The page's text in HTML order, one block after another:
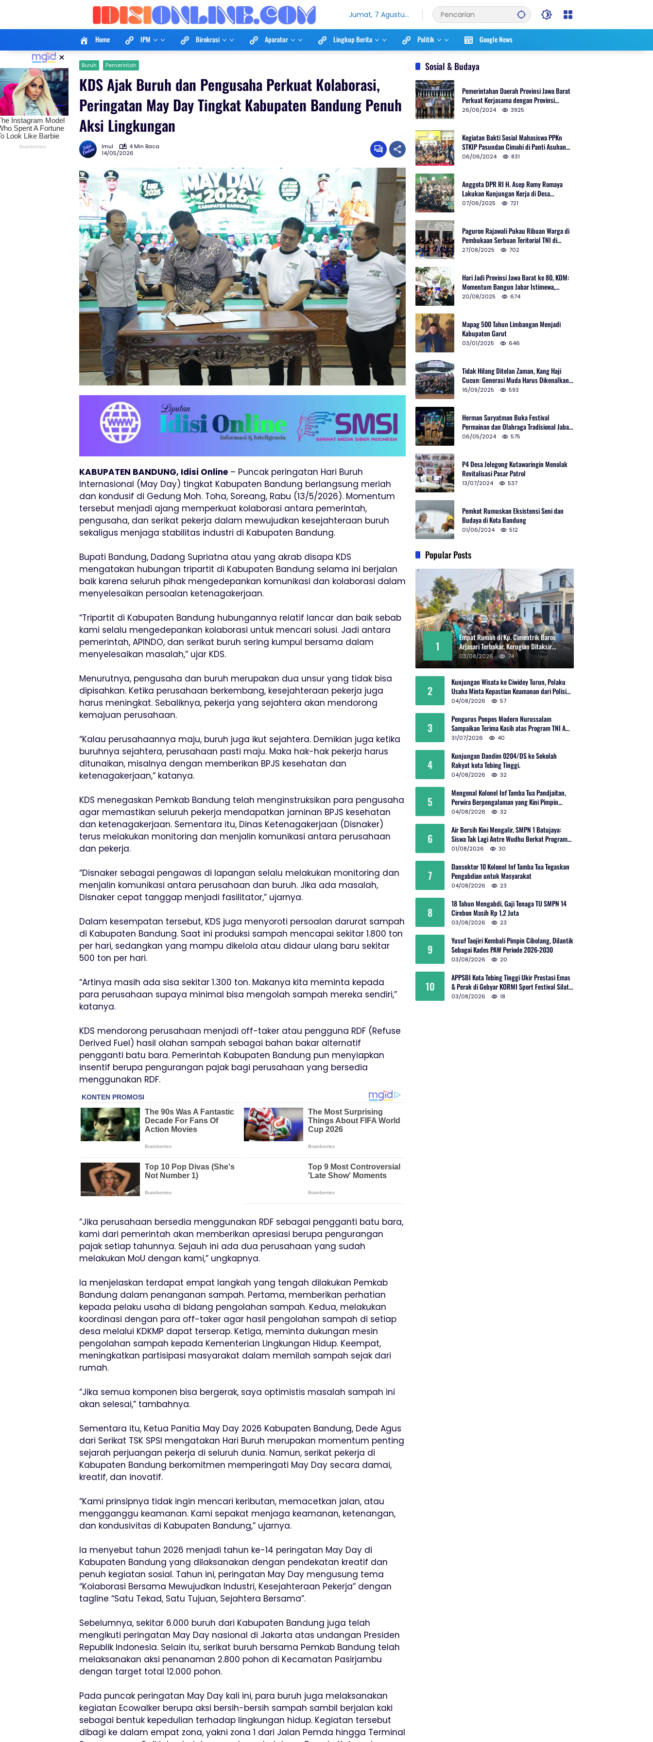
Jumat, 7 Agustus
Home IPM Birokrasi Aparatur Lingkup Berita Politik Google News
× Buruh Pemerintah
KDS Ajak Buruh dan Pengusaha Perkuat Kolaborasi,
Peringatan May Day Tingkat Kabupaten Bandung Penuh
Aksi Lingkungan
Imul
4 Min Baca
14/05/2026
KABUPATEN BANDUNG, Idisi Online – Puncak peringatan Hari Buruh
Internasional (May Day) tingkat Kabupaten Bandung berlangsung meriah
dan kondusif di Gedung Moh. Toha, Soreang, Rabu (13/5/2026). Momentum
tersebut menjadi ajang memperkuat kolaborasi antara pemerintah,
pengusaha, dan serikat pekerja dalam mewujudkan kesejahteraan buruh
sekaligus menjaga stabilitas industri di Kabupaten Bandung.
Bupati Bandung, Dadang Supriatna atau yang akrab disapa KDS
mengatakan hubungan tripartit di Kabupaten Bandung selama ini berjalan
baik karena seluruh pihak mengedepankan komunikasi dan kolaborasi dalam
menyelesaikan persoalan ketenagakerjaan.
“Tripartit di Kabupaten Bandung hubungannya relatif lancar dan baik sebab
kami selalu mengedepankan kolaborasi untuk mencari solusi. Jadi antara
pemerintah, APINDO, dan serikat buruh sering kumpul bersama dalam
menyelesaikan masalah,” ujar KDS.
Menurutnya, pengusaha dan buruh merupakan dua unsur yang tidak bisa
dipisahkan. Ketika perusahaan berkembang, kesejahteraan pekerja juga
harus meningkat. Sebaliknya, pekerja yang sejahtera akan mendorong
kemajuan perusahaan.
“Kalau perusahaannya maju, buruh juga ikut sejahtera. Demikian juga ketika
buruhnya sejahtera, perusahaan pasti maju. Maka hak-hak pekerja harus
ditunaikan, misalnya dengan memberikan BPJS kesehatan dan
ketenagakerjaan,” katanya.
KDS menegaskan Pemkab Bandung telah menginstruksikan para pengusaha
agar memastikan seluruh pekerja mendapatkan jaminan BPJS kesehatan
dan ketenagakerjaan. Sementara itu, Dinas Ketenagakerjaan (Disnaker)
terus melakukan monitoring dan menjalin komunikasi antara perusahaan
dan pekerja.
“Disnaker sebagai pengawas di lapangan selalu melakukan monitoring dan
menjalin komunikasi antara perusahaan dan buruh. Jika ada masalah,
Disnaker cepat tanggap menjadi fasilitator,” ujarnya.
Dalam kesempatan tersebut, KDS juga menyoroti persoalan darurat sampah
di Kabupaten Bandung. Saat ini produksi sampah mencapai sekitar 1.800 ton
per hari, sedangkan yang mampu dikelola atau didaur ulang baru sekitar
500 ton per hari.
“Artinya masih ada sisa sekitar 1.300 ton. Makanya kita meminta kepada
para perusahaan supaya minimal bisa mengolah sampah mereka sendiri,”
katanya.
KDS mendorong perusahaan menjadi off-taker atau pengguna RDF (Refuse
Derived Fuel) hasil olahan sampah sebagai bahan bakar alternatif
pengganti batu bara. Pemerintah Kabupaten Bandung pun menyiapkan
insentif berupa pengurangan pajak bagi perusahaan yang bersedia
menggunakan RDF.
“Jika perusahaan bersedia menggunakan RDF sebagai pengganti batu bara,
kami dari pemerintah akan memberikan apresiasi berupa pengurangan
pajak setiap tahunnya. Sejauh ini ada dua perusahaan yang sudah
melakukan MoU dengan kami,” ungkapnya.
Ia menjelaskan terdapat empat langkah yang tengah dilakukan Pemkab
Bandung dalam penanganan sampah. Pertama, memberikan perhatian
kepada pelaku usaha di bidang pengolahan sampah. Kedua, melakukan
koordinasi dengan para off-taker agar hasil pengolahan sampah di setiap
desa melalui KDKMP dapat terserap. Ketiga, meminta dukungan mesin
pengolahan sampah kepada Kementerian Lingkungan Hidup. Keempat,
meningkatkan partisipasi masyarakat dalam memilah sampah sejak dari
rumah.
“Jika semua komponen bisa bergerak, saya optimistis masalah sampah ini
akan selesai,” tambahnya.
Sementara itu, Ketua Panitia May Day 2026 Kabupaten Bandung, Dede Agus
dari Serikat TSK SPSI mengatakan Hari Buruh merupakan momentum penting
sejarah perjuangan pekerja di seluruh dunia. Namun, serikat pekerja di
Kabupaten Bandung berkomitmen memperingati May Day secara damai,
kreatif, dan inovatif.
“Kami prinsipnya tidak ingin mencari keributan, memacetkan jalan, atau
mengganggu keamanan. Kami sepakat menjaga keamanan, ketenangan,
dan kondusivitas di Kabupaten Bandung,” ujarnya.
Ia menyebut tahun 2026 menjadi tahun ke-14 peringatan May Day di
Kabupaten Bandung yang dilaksanakan dengan pendekatan kreatif dan
penuh kegiatan sosial. Tahun ini, peringatan May Day mengusung tema
“Kolaborasi Bersama Mewujudkan Industri, Kesejahteraan Pekerja” dengan
tagline “Satu Tekad, Satu Tujuan, Sejahtera Bersama”.
Sebelumnya, sekitar 6.000 buruh dari Kabupaten Bandung juga telah
mengikuti peringatan May Day nasional di Jakarta atas undangan Presiden
Republik Indonesia. Selain itu, serikat buruh bersama Pemkab Bandung telah
melaksanakan aksi penanaman 2.800 pohon di Kecamatan Pasirjambu
dengan target total 12.000 pohon.
Pada puncak peringatan May Day kali ini, para buruh juga melaksanakan
kegiatan Ecowalker berupa aksi bersih-bersih sampah sambil berjalan kaki
sebagai bentuk kepedulian terhadap lingkungan hidup. Kegiatan tersebut
dibagi ke dalam empat zona, yakni zona 1 dari Jalan Pemda hingga Terminal
Sosial & Budaya
Pemerintahan Daerah Provinsi Jawa Barat
Perkuat Kerjasama dengan Provinsi
Chungcheongnam Do Korea Selatan
26/06/2024 3925
Kegiatan Bakti Sosial Mahasiswa PPKn
STKIP Pasundan Cimahi di Panti Asuhan
Ulul Azmi Kota Cimahi
06/06/2024 831
Anggota DPR RI H. Asep Romy Romaya
Lakukan Kunjungan Kerja di Desa
Patrolsari
07/06/2025 721
Paguron Rajawali Pukau Ribuan Warga di
Pembukaan Serbuan Teritorial TNI di
Cibatu
27/08/2025 702
Hari Jadi Provinsi Jawa Barat ke 80, KDM:
Momentum Bangun Jabar Istimewa,
Lembur di Urus Kota Ditata
20/08/2025 674
Mapag 500 Tahun Limbangan Menjadi
Kabupaten Garut
03/01/2025 646
Tidak Hilang Ditelan Zaman, Kang Haji
Cucun: Generasi Muda Harus Dikenalkan
Pencak Silat
16/09/2025 593
Herman Suryatman Buka Festival
Permainan dan Olahraga Tradisional Jabar
2024 di Gedung Teater Tertutup
06/05/2024 575
P4 Desa Jelegong Kutawaringin Menolak
Revitalisasi Pasar Patrol
13/07/2024 537
Pemkot Rumuskan Eksistensi Seni dan
Budaya di Kota Bandung
01/06/2024 512
Popular Posts
1
Empat Rumah di Kp. Cimentrik Baros
Arjasari Terbakar, Kerugian Ditaksir
Rp600 Juta
03/08/2026 74
2
Kunjungan Wisata ke Ciwidey Turun, Pelaku
Usaha Minta Kepastian Keamanan dari Polisi
dan Pemprov Jabar
04/08/2026 57
3
Pengurus Ponpes Modern Nurussalam
Sampaikan Terima Kasih atas Program TNI AD
Manunggal Air
31/07/2026 40
4
Kunjungan Dandim 0204/DS ke Sekolah
Rakyat kota Tebing Tinggi.
04/08/2026 32
5
Mengenal Kolonel Inf Tamba Tua Pandjaitan,
Perwira Berpengalaman yang Kini Pimpin
Sektor 10 Citarum Harum
04/08/2026 32
6
Air Bersih Kini Mengalir, SMPN 1 Batujaya:
Siswa Tak Lagi Antre Wudhu Berkat Program
TNI AD
01/08/2026 30
7
Dansektor 10 Kolonel Inf Tamba Tua Tegaskan
Pengabdian untuk Masyarakat
04/08/2026 23
8
18 Tahun Mengabdi, Gaji Tenaga TU SMPN 14
Cirebon Masih Rp 1,2 Juta
03/08/2026 23
9
Yusuf Taojiri Kembali Pimpin Cibolang, Dilantik
Sebagai Kades PAW Periode 2026-2030
03/08/2026 20
10
APPSBI Kota Tebing Tinggi Ukir Prestasi Emas
& Perak di Gebyar KORMI Sport Festival Silat
Budaya Sumut
03/08/2026 18